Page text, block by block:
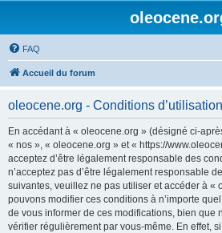
FAQ
Accueil du forum
oleocene.org - Conditions d’utilisation
En accédant à « oleocene.org » (désigné ci-
« nos », « oleocene.org » et « https://
acceptez d’être légalement responsable des
n’acceptez pas d’être légalement responsable
suivantes, veuillez ne pas utiliser et accéder à «
pouvons modifier ces conditions à n’importe
de vous informer de ces modifications, bien que
vérifier régulièrement par vous-même. En effet,